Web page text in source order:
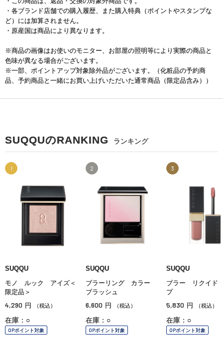
・各ブランド店舗での購入履歴、また購入特典（ポイントやスタンプな
ど）には加算されません。
・原産国は商品により異なります。
※商品の画像はお使いのモニター、お部屋の照明等により実際の商品と
色味が異なる場合がございます。
※一部、ポイントアップ対象除外品がございます。（化粧品の予約商
品、予約商品と一緒にお買い上げいただいた通常商品（限定品含み））
SUQQUのRANKING ランキング
1
SUQQU
モノ ルック アイズ＜
限定品＞
4,290 円 （税込）
在庫：○
OPポイント対象
2
SUQQU
ブラーリング カラー
ブラッシュ
6,600 円 （税込）
在庫：○
OPポイント対象
3
SUQQU
ブラー リクイド
プ
5,830 円 （税込）
在庫：○
OPポイント対象